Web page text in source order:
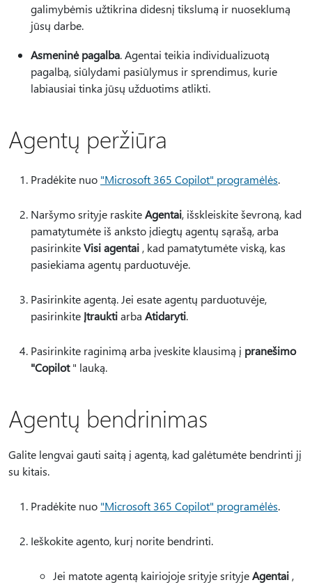
galimybėmis užtikrina didesnį tikslumą ir nuoseklumą
jūsų darbe.
Asmeninė pagalba. Agentai teikia individualizuotą
pagalbą, siūlydami pasiūlymus ir sprendimus, kurie
labiausiai tinka jūsų užduotims atlikti.
Agentų peržiūra
Pradėkite nuo "Microsoft 365 Copilot" programėlės.
Naršymo srityje raskiteAgentai, išskleiskite ševroną, kad
pamatytumėte iš anksto įdiegtų agentų sąrašą, arba
pasirinkiteVisi agentai , kad pamatytumėte viską, kas
pasiekiama agentų parduotuvėje.
Pasirinkite agentą. Jei esate agentų parduotuvėje,
pasirinkite Įtrauktiarba Atidaryti.
Pasirinkite raginimą arba įveskite klausimą į pranešimo
"Copilot" lauką.
Agentų bendrinimas
Galite lengvai gauti saitą į agentą, kad galėtumėte bendrinti jį
su kitais.
Pradėkite nuo "Microsoft 365 Copilot" programėlės.
Ieškokite agento, kurį norite bendrinti.
Jei matote agentą kairiojoje srityje srityjeAgentai ,